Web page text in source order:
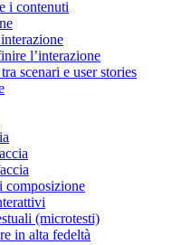
i contenuti
l’interazione
scenari e user stories
composizione
(microtesti)
in alta fedeltà